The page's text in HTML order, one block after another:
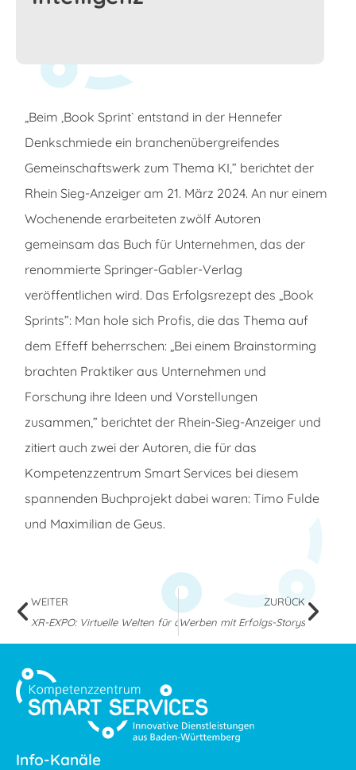
„Beim ,Book Sprint` entstand in der Hennefer
Denkschmiede ein branchenübergreifendes
Gemeinschaftswerk zum Thema KI,” berichtet der
Rhein Sieg-Anzeiger am 21. März 2024. An nur einem
Wochenende erarbeiteten zwölf Autoren
gemeinsam das Buch für Unternehmen, das der
renommierte Springer-Gabler-Verlag
veröffentlichen wird. Das Erfolgsrezept des „Book
Sprints”: Man hole sich Profis, die das Thema auf
dem Effeff beherrschen: „Bei einem Brainstorming
brachten Praktiker aus Unternehmen und
Forschung ihre Ideen und Vorstellungen
zusammen,” berichtet der Rhein-Sieg-Anzeiger und
zitiert auch zwei der Autoren, die für das
Kompetenzzentrum Smart Services bei diesem
spannenden Buchprojekt dabei waren: Timo Fulde
und Maximilian de Geus.
WEITER
XR-EXPO: Virtuelle Welten für die reale Wirtschaft
ZURÜCK
Werben mit Erfolgs-Storys
Info-Kanäle